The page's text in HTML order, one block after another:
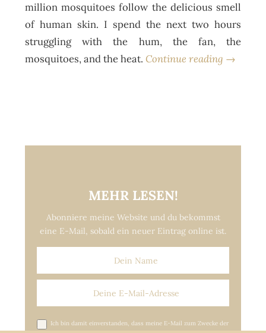
million mosquitoes follow the delicious smell
of human skin. I spend the next two hours
struggling with the hum, the fan, the
mosquitoes, and the heat. Continue reading →
MEHR LESEN!
Abonniere meine Website und du bekommst
eine E-Mail, sobald ein neuer Eintrag online ist.
Ich bin damit einverstanden, dass meine E-Mail zum Zwecke der